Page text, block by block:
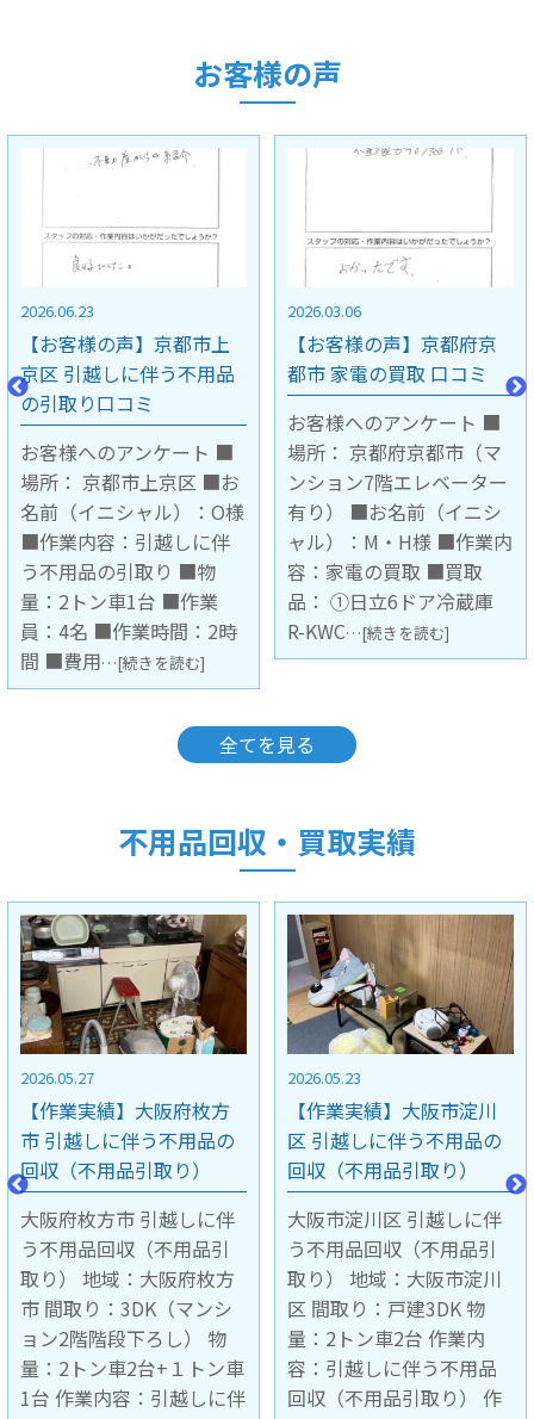
お客様の声
2026.03.06
【お客様の声】京都府京
都市 家電の買取 口コミ
お客様へのアンケート ■
場所： 京都府京都市（マ
ンション7階エレベーター
有り） ■お名前（イニシ
ャル）：M・H様 ■作業内
容：家電の買取 ■買取
品： ①日立6ドア冷蔵庫
R-KWC…[続きを読む]
2025.11.28
【お客様の声】大阪府豊
中市 不用品の引取り口コ
ミ
お客様へのアンケート ■
場所： 大阪府豊中市（マ
ンション3階 階段下ろし作
業） ■お名前（イニシャ
ル）： ■作業内容：不用
品の引取 ■引取品：キッ
チンボード1台 ■作業員：
2名 ■…[続きを読む]
全てを見る
不用品回収・買取実績
2026.05.23
【作業実績】大阪市淀川
区 引越しに伴う不用品の
回収（不用品引取り）
大阪市淀川区 引越しに伴
う不用品回収（不用品引
取り） 地域：大阪市淀川
区 間取り：戸建3DK 物
量：2トン車2台 作業内
容：引越しに伴う不用品
回収（不用品引取り） 作
2026.05.15
【作業実績】京都市中京
区 引越しに伴う不用品の
回収（不用品引取り）
京都市中京区 引越しに伴
う不用品回収（不用品引
取り） 地域：京都市中京
区 間取り：マンション4階
1LDK 階段下ろし作業 物
量：2トン車1台 作業内
容：引越しに伴う不用品